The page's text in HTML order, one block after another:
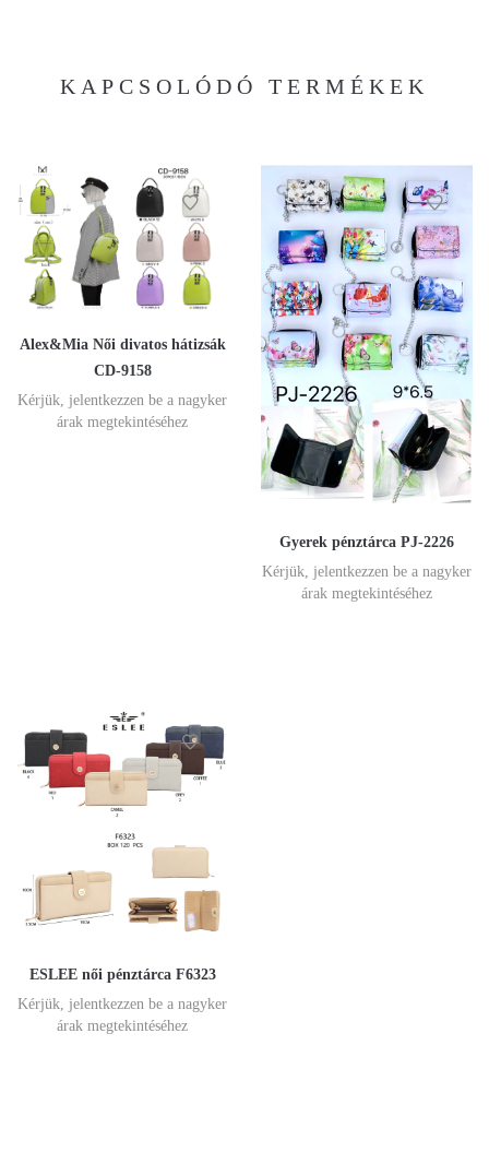
KAPCSOLÓDÓ TERMÉKEK
Alex&Mia Női divatos hátizsák
CD-9158
Kérjük, jelentkezzen be a nagyker
árak megtekintéséhez
Gyerek pénztárca PJ-2226
Kérjük, jelentkezzen be a nagyker
árak megtekintéséhez
ESLEE női pénztárca F6323
Kérjük, jelentkezzen be a nagyker
árak megtekintéséhez